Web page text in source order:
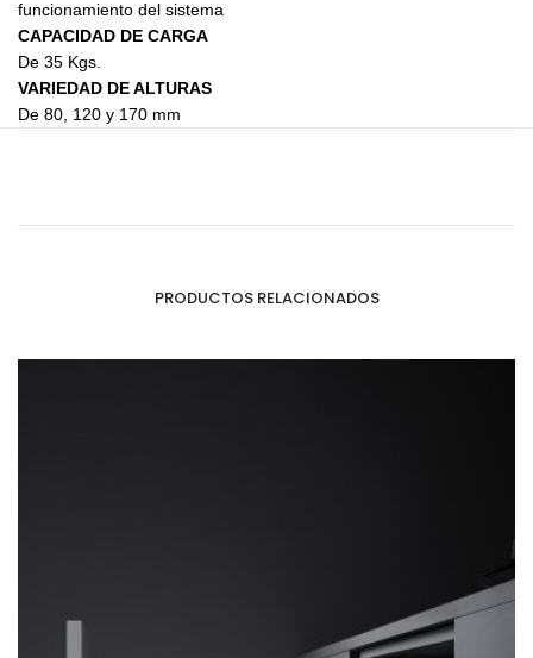
funcionamiento del sistema
CAPACIDAD DE CARGA
De 35 Kgs.
VARIEDAD DE ALTURAS
De 80, 120 y 170 mm
PRODUCTOS RELACIONADOS